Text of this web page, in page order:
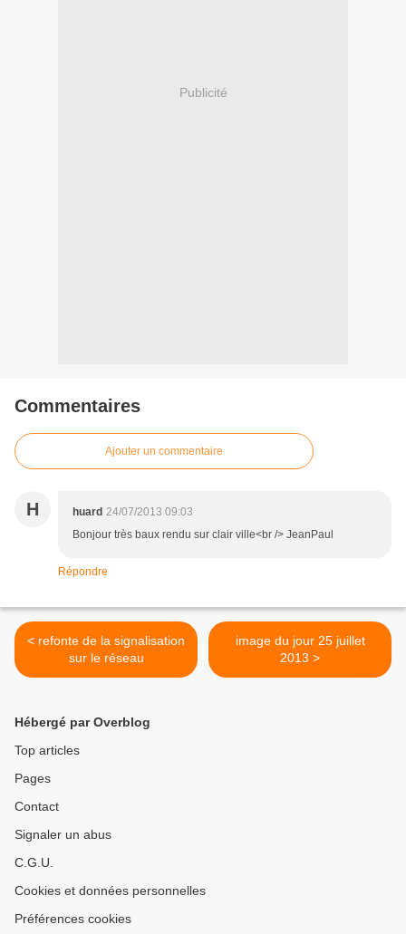
Publicité
Commentaires
Ajouter un commentaire
H huard 24/07/2013 09:03
Bonjour très baux rendu sur clair ville<br /> JeanPaul
Répondre
< refonte de la signalisation
sur le réseau
image du jour 25 juillet
2013 >
Hébergé par Overblog
Top articles
Pages
Contact
Signaler un abus
C.G.U.
Cookies et données personnelles
Préférences cookies